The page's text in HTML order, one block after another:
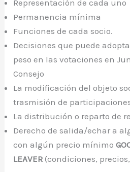
Representación de cada uno
Permanencia mínima
Funciones de cada socio.
Decisiones que puede
peso en las votaciones en
Consejo
La modificación del objeto
trasmisión de
La distribución o reparto de
Derecho de salida/echar a
con algún precio mínimo
LEAVER(condiciones,